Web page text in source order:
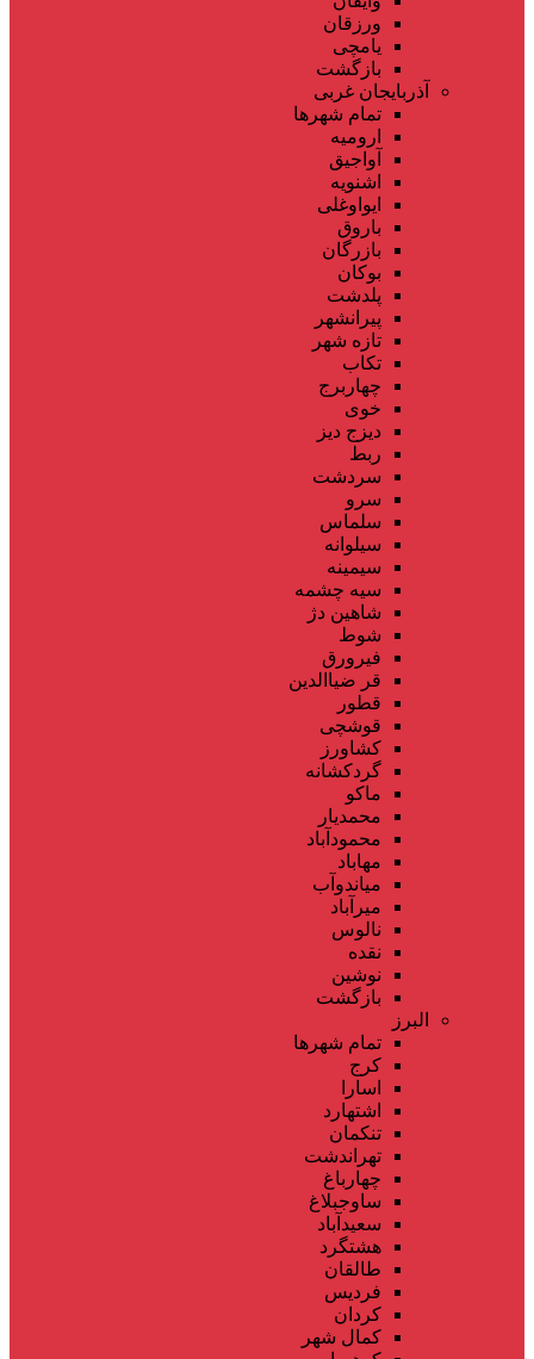
ورزقان
یامچی
بازگشت
آذربایجان غربی
تمام شهر‌ها
ارومیه
آواجیق
اشنویه
ایواوغلی
باروق
بازرگان
بوکان
پلدشت
پیرانشهر
تازه شهر
تکاب
چهاربرج
خوی
دیزج دیز
ربط
سردشت
سرو
سلماس
سیلوانه
سیمینه
سیه چشمه
شاهین دژ
شوط
فیرورق
قر ضیاالدین
قطور
قوشچی
کشاورز
گردکشانه
ماکو
محمدیار
محمودآباد
مهاباد
میاندوآب
میرآباد
نالوس
نقده
نوشین
بازگشت
البرز
تمام شهر‌ها
کرج
اسارا
اشتهارد
تنکمان
تهراندشت
چهارباغ
ساوجبلاغ
سعیدآباد
هشتگرد
طالقان
فردیس
کردان
کمال شهر